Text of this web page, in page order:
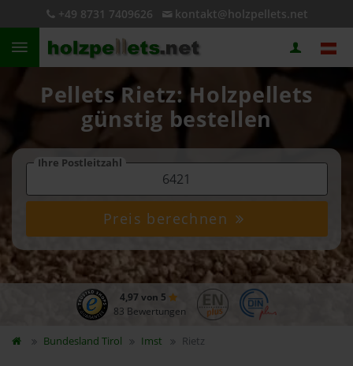
+49 8731 7409626 kontakt@holzpellets.net
Pellets Rietz: Holzpellets
günstig bestellen
Ihre Postleitzahl
Preis berechnen
4,97 von 5
83 Bewertungen
Bundesland Tirol Imst Rietz